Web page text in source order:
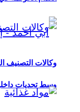
وسط تحديات
وكالات التصنيف